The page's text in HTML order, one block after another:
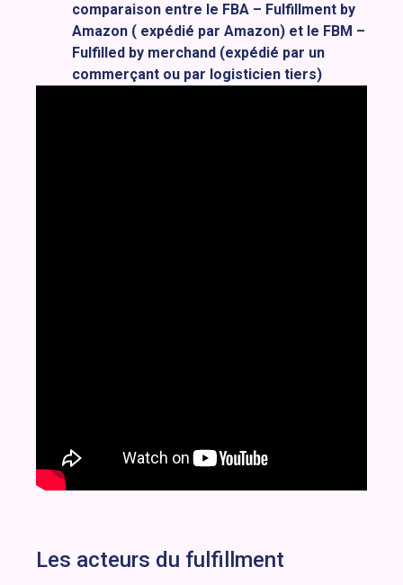
comparaison entre le FBA – Fulfillment by
Amazon ( expédié par Amazon) et le FBM –
Fulfilled by merchand (expédié par un
commerçant ou par logisticien tiers)
Les acteurs du fulfillment